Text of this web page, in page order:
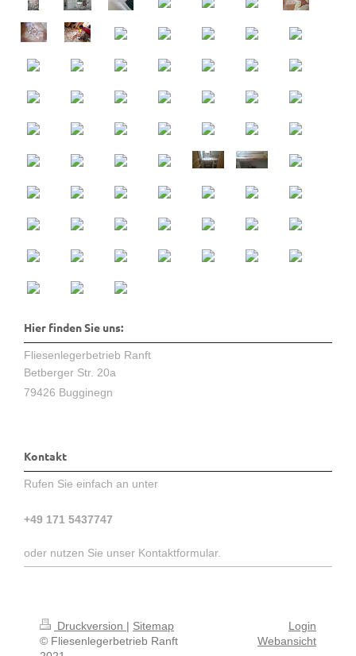
Hier finden Sie uns:
Fliesenlegerbetrieb Ranft
Betberger Str. 20a
79426 Bugginegn
Kontakt
Rufen Sie einfach an unter
+49 171 5437747
oder nutzen Sie unser Kontaktformular.
Druckversion | Sitemap
© Fliesenlegerbetrieb Ranft
Login
Webansicht